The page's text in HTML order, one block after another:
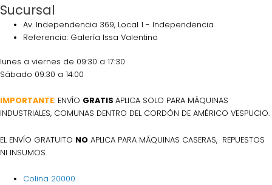
Sucursal
Av. Independencia 369, Local 1 - Independencia
Referencia: Galería Issa Valentino
lunes a viernes de 09:30 a 17:30
Sábado 09:30 a 14:00
IMPORTANTE: ENVÍO GRATIS APLICA SOLO PARA MÁQUINAS
INDUSTRIALES, COMUNAS DENTRO DEL CORDÓN DE AMÉRICO VESPUCIO.
EL ENVÍO GRATUITO NO APLICA PARA MÁQUINAS CASERAS, REPUESTOS
NI INSUMOS.
Colina 20000